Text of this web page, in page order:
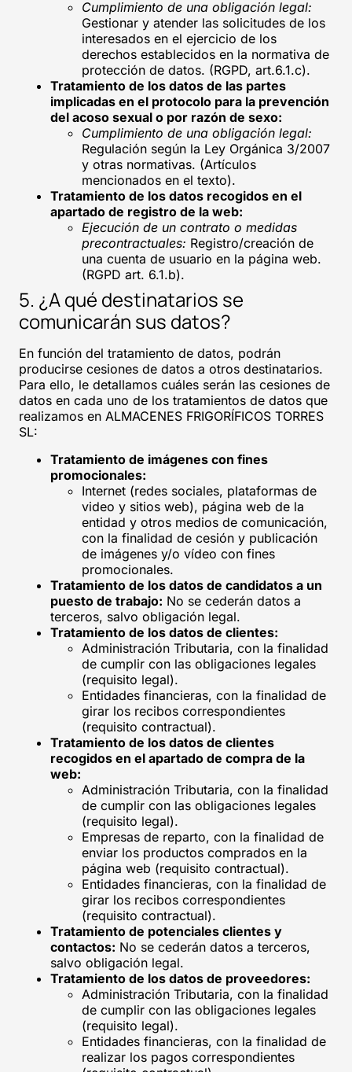
Cumplimiento de una obligación legal:
Gestionar y atender las solicitudes de los
interesados en el ejercicio de los
derechos establecidos en la normativa de
protección de datos. (RGPD, art.6.1.c).
Tratamiento de los datos de las partes
implicadas en el protocolo para la prevención
del acoso sexual o por razón de sexo:
Cumplimiento de una obligación legal:
Regulación según la Ley Orgánica 3/2007
y otras normativas. (Artículos
mencionados en el texto).
Tratamiento de los datos recogidos en el
apartado de registro de la web:
Ejecución de un contrato o medidas
precontractuales: Registro/creación de
una cuenta de usuario en la página web.
(RGPD art. 6.1.b).
5. ¿A qué destinatarios se
comunicarán sus datos?
En función del tratamiento de datos, podrán
producirse cesiones de datos a otros destinatarios.
Para ello, le detallamos cuáles serán las cesiones de
datos en cada uno de los tratamientos de datos que
realizamos en ALMACENES FRIGORÍFICOS TORRES
SL:
Tratamiento de imágenes con fines
promocionales:
Internet (redes sociales, plataformas de
video y sitios web), página web de la
entidad y otros medios de comunicación,
con la finalidad de cesión y publicación
de imágenes y/o vídeo con fines
promocionales.
Tratamiento de los datos de candidatos a un
puesto de trabajo: No se cederán datos a
terceros, salvo obligación legal.
Tratamiento de los datos de clientes:
Administración Tributaria, con la finalidad
de cumplir con las obligaciones legales
(requisito legal).
Entidades financieras, con la finalidad de
girar los recibos correspondientes
(requisito contractual).
Tratamiento de los datos de clientes
recogidos en el apartado de compra de la
web:
Administración Tributaria, con la finalidad
de cumplir con las obligaciones legales
(requisito legal).
Empresas de reparto, con la finalidad de
enviar los productos comprados en la
página web (requisito contractual).
Entidades financieras, con la finalidad de
girar los recibos correspondientes
(requisito contractual).
Tratamiento de potenciales clientes y
contactos: No se cederán datos a terceros,
salvo obligación legal.
Tratamiento de los datos de proveedores:
Administración Tributaria, con la finalidad
de cumplir con las obligaciones legales
(requisito legal).
Entidades financieras, con la finalidad de
realizar los pagos correspondientes